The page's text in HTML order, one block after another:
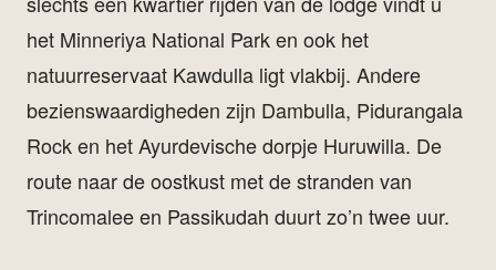
het Minneriya National Park en ook het
natuurreservaat Kawdulla ligt vlakbij. Andere
bezienswaardigheden zijn Dambulla, Pidurangala
Rock en het Ayurdevische dorpje Huruwilla. De
route naar de oostkust met de stranden van
Trincomalee en Passikudah duurt zo’n twee uur.